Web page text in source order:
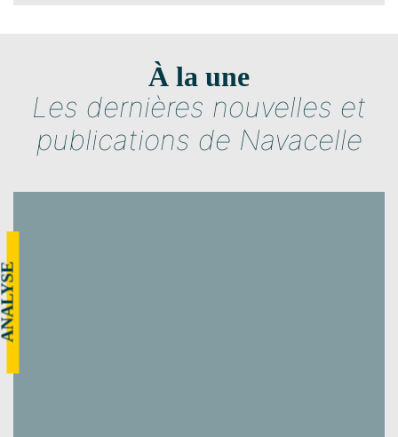
À la une
Les dernières nouvelles et
publications de Navacelle